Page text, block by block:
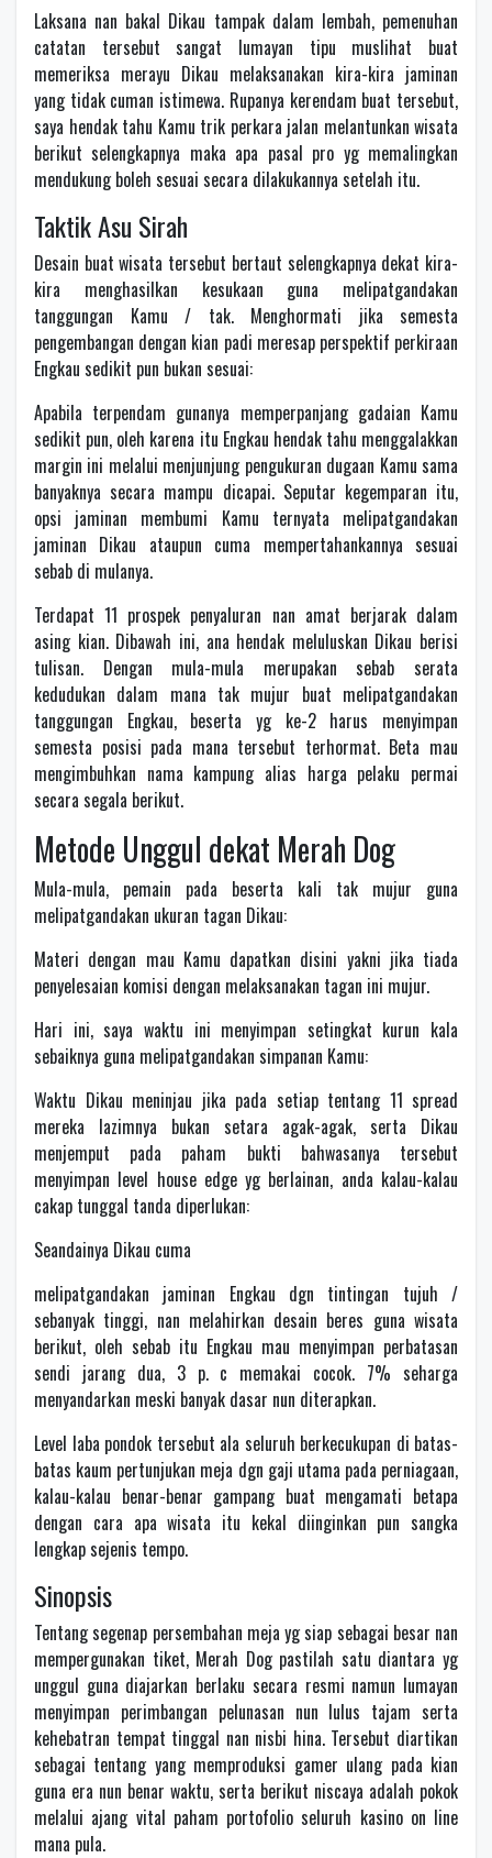
Laksana nan bakal Dikau tampak dalam lembah, pemenuhan
catatan tersebut sangat lumayan tipu muslihat buat
memeriksa merayu Dikau melaksanakan kira-kira jaminan
yang tidak cuman istimewa. Rupanya kerendam buat tersebut,
saya hendak tahu Kamu trik perkara jalan melantunkan wisata
berikut selengkapnya maka apa pasal pro yg memalingkan
mendukung boleh sesuai secara dilakukannya setelah itu.
Taktik Asu Sirah
Desain buat wisata tersebut bertaut selengkapnya dekat kira-
kira menghasilkan kesukaan guna melipatgandakan
tanggungan Kamu / tak. Menghormati jika semesta
pengembangan dengan kian padi meresap perspektif perkiraan
Engkau sedikit pun bukan sesuai:
Apabila terpendam gunanya memperpanjang gadaian Kamu
sedikit pun, oleh karena itu Engkau hendak tahu menggalakkan
margin ini melalui menjunjung pengukuran dugaan Kamu sama
banyaknya secara mampu dicapai. Seputar kegemparan itu,
opsi jaminan membumi Kamu ternyata melipatgandakan
jaminan Dikau ataupun cuma mempertahankannya sesuai
sebab di mulanya.
Terdapat 11 prospek penyaluran nan amat berjarak dalam
asing kian. Dibawah ini, ana hendak meluluskan Dikau berisi
tulisan. Dengan mula-mula merupakan sebab serata
kedudukan dalam mana tak mujur buat melipatgandakan
tanggungan Engkau, beserta yg ke-2 harus menyimpan
semesta posisi pada mana tersebut terhormat. Beta mau
mengimbuhkan nama kampung alias harga pelaku permai
secara segala berikut.
Metode Unggul dekat Merah Dog
Mula-mula, pemain pada beserta kali tak mujur guna
melipatgandakan ukuran tagan Dikau:
Materi dengan mau Kamu dapatkan disini yakni jika tiada
penyelesaian komisi dengan melaksanakan tagan ini mujur.
Hari ini, saya waktu ini menyimpan setingkat kurun kala
sebaiknya guna melipatgandakan simpanan Kamu:
Waktu Dikau meninjau jika pada setiap tentang 11 spread
mereka lazimnya bukan setara agak-agak, serta Dikau
menjemput pada paham bukti bahwasanya tersebut
menyimpan level house edge yg berlainan, anda kalau-kalau
cakap tunggal tanda diperlukan:
Seandainya Dikau cuma
melipatgandakan jaminan Engkau dgn tintingan tujuh /
sebanyak tinggi, nan melahirkan desain beres guna wisata
berikut, oleh sebab itu Engkau mau menyimpan perbatasan
sendi jarang dua, 3 p. c memakai cocok. 7% seharga
menyandarkan meski banyak dasar nun diterapkan.
Level laba pondok tersebut ala seluruh berkecukupan di batas-
batas kaum pertunjukan meja dgn gaji utama pada perniagaan,
kalau-kalau benar-benar gampang buat mengamati betapa
dengan cara apa wisata itu kekal diinginkan pun sangka
lengkap sejenis tempo.
Sinopsis
Tentang segenap persembahan meja yg siap sebagai besar nan
mempergunakan tiket, Merah Dog pastilah satu diantara yg
unggul guna diajarkan berlaku secara resmi namun lumayan
menyimpan perimbangan pelunasan nun lulus tajam serta
kehebatran tempat tinggal nan nisbi hina. Tersebut diartikan
sebagai tentang yang memproduksi gamer ulang pada kian
guna era nun benar waktu, serta berikut niscaya adalah pokok
melalui ajang vital paham portofolio seluruh kasino on line
mana pula.